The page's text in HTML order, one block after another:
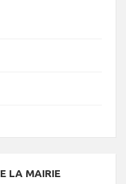
LA MAIRIE